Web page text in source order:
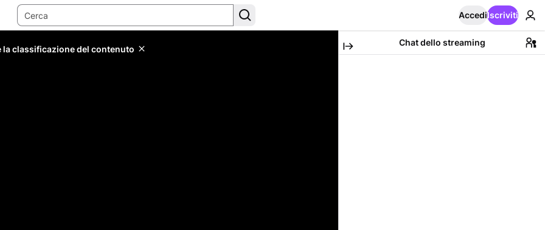
AccediIscriviti
classificazione del contenuto
Chat dello streaming